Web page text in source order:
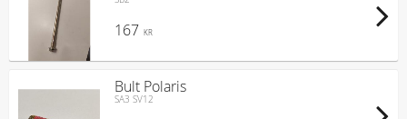
167 KR
Bult Polaris
SA3 SV12